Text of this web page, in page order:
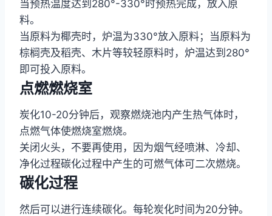
当预热温度达到280°-330°时预热完成，放入原
料。
当原料为椰壳时，炉温为330°放入原料；当原料为
棕榈壳及稻壳、木片等较轻原料时，炉温达到280°
即可投入原料。
点燃燃烧室
炭化10-20分钟后，观察燃烧池内产生热气体时，
点燃气体使燃烧室燃烧。
关闭火头，不要再使用，因为烟气经喷淋、冷却、
净化过程碳化过程中产生的可燃气体可二次燃烧。
碳化过程
然后可以进行连续碳化。每轮炭化时间为20分钟。